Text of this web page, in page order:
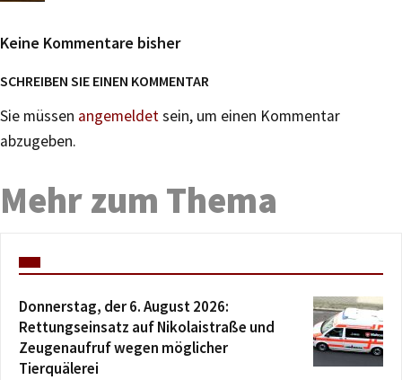
Keine Kommentare bisher
SCHREIBEN SIE EINEN KOMMENTAR
Sie müssen angemeldetsein, um einen Kommentar
abzugeben.
Mehr zum Thema
Donnerstag, der 6. August 2026:
Rettungseinsatz auf Nikolaistraße und
Zeugenaufruf wegen möglicher
Tierquälerei